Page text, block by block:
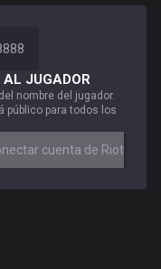
AL JUGADOR
nombre del jugador.
público para todos los
cuenta de Riot